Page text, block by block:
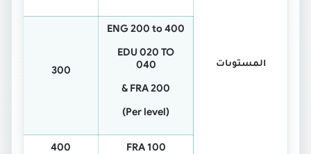
المستوىات
ENG 200 to 400
EDU 020 TO
040
& FRA 200
(Per level)
300
FRA 100
400